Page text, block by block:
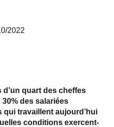
2022
quart des cheffes
des salariées
qui travaillent aujourd’hui
conditions exercent-